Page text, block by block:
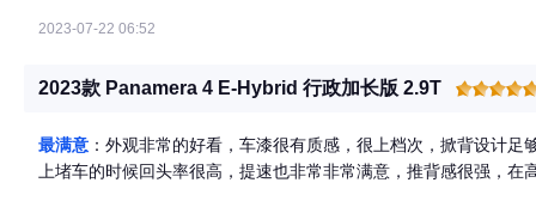
2023-07-22 06:52
2023款 Panamera 4 E-Hybrid 行政加长版 2.9T
最满意 ：外观非常的好看，车漆很有质感，很上档次，掀背设计
上堵车的时候回头率很高，提速也非常非常满意，推背感很强，